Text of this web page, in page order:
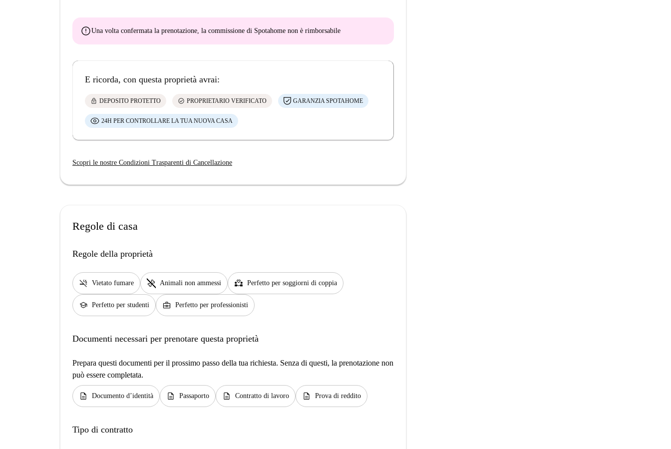
errorUna volta confermata la prenotazione, la commissione di Spotahome non è rimborsabile
E ricorda, con questa proprietà avrai:
lock DEPOSITO PROTETTO check_circle PROPRIETARIO VERIFICATO GARANZIA SPOTAHOME
24H PER CONTROLLARE LA TUA NUOVA CASA
Scopri le nostre Condizioni Trasparenti di Cancellazione
Regole di casa
Regole della proprietà
smoke_free Vietato fumare pet_supplies Animali non ammessi partner_heart Perfetto per soggiorni di coppia
school Perfetto per studenti business_center Perfetto per professionisti
Documenti necessari per prenotare questa proprietà
Prepara questi documenti per il prossimo passo della tua richiesta. Senza di questi, la prenotazione non
può essere completata.
description Documento d’identità description Passaporto description Contratto di lavoro description Prova di reddito
Tipo di contratto